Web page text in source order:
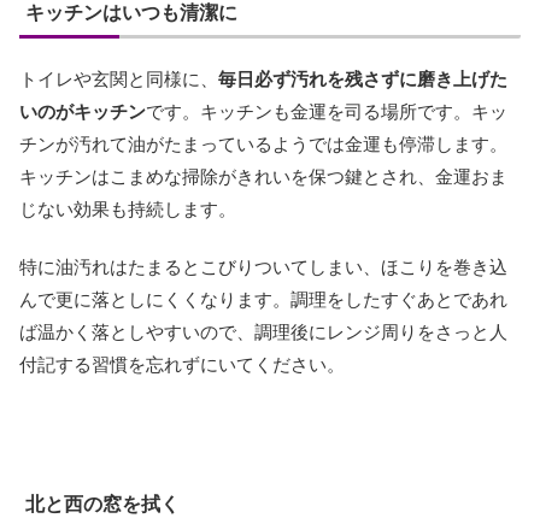
キッチンはいつも清潔に
トイレや玄関と同様に、 毎日必ず汚れを残さずに磨き上げた
いのがキッチンです。キッチンも金運を司る場所です。キッ
チンが汚れて油がたまっているようでは金運も停滞します。
キッチンはこまめな掃除がきれいを保つ鍵とされ、金運おま
じない効果も持続します。
特に油汚れはたまるとこびりついてしまい、ほこりを巻き込
んで更に落としにくくなります。調理をしたすぐあとであれ
ば温かく落としやすいので、調理後にレンジ周りをさっと人
付記する習慣を忘れずにいてください。
北と西の窓を拭く